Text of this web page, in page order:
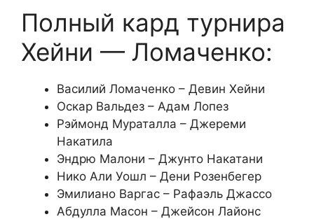
Полный кард турнира
Хейни — Ломаченко:
Василий Ломаченко – Девин Хейни
Оскар Вальдез – Адам Лопез
Рэймонд Мураталла – Джереми
Накатила
Эндрю Малони – Джунто Накатани
Нико Али Уошл – Дени Розенбегер
Эмилиано Варгас – Рафаэль Джассо
Абдулла Масон – Джейсон Лайонс